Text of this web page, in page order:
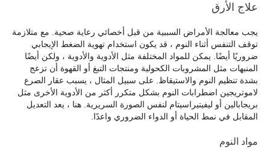
علاج الأرق
يجب معالجة الأمراض السببية من قبل أخصائي رعاية صحية. مع متلازمة
توقف التنفس أثناء النوم ، قد يكون استخدام تهوية الضغط الإيجابي
ضروريًا أيضًا. يمكن للمواد المختلفة مثل الأدوية والأدوية ، ولكن أيضًا
المنبهات مثل المشروبات الكحولية ومنتجات التبغ أو القهوة أن تزعج
بشدة تنظيم النوم والاستيقاظ. على سبيل المثال ، يسبب عقار الصرع
لاموتريجين اضطرابات النوم بشكل متكرر أكثر من الأدوية الأخرى مثل
بريجابالين أو ليفيتيراسيتام لنفس الصورة السريرية. هنا ، يعد التعديل
المقابل في نمط الحياة أو الدواء الضروري واعدًا.
مواد النوم